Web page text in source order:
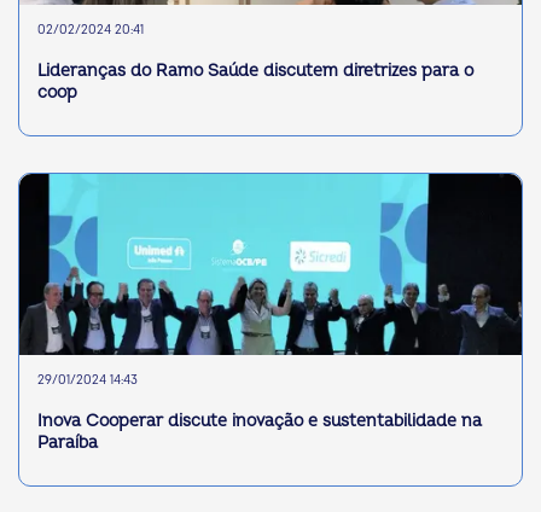
02/02/2024 20:41
Lideranças do Ramo Saúde discutem diretrizes para o
coop
29/01/2024 14:43
Inova Cooperar discute inovação e sustentabilidade na
Paraíba